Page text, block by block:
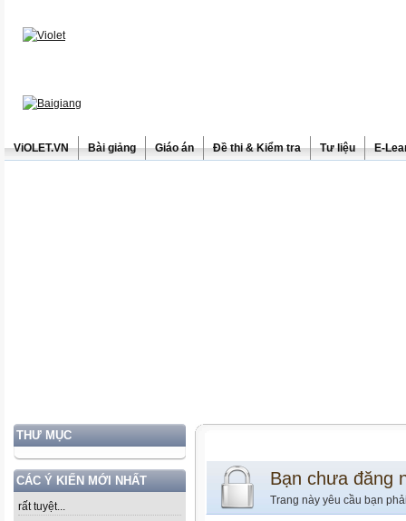
ViOLET.VN Bài giảng Giáo án Đề thi & Kiểm tra Tư liệu E-
THƯ MỤC
CÁC Ý KIẾN MỚI NHẤT
rất tuyệt...
Bạn chưa đăng
Trang này yêu cầu bạn